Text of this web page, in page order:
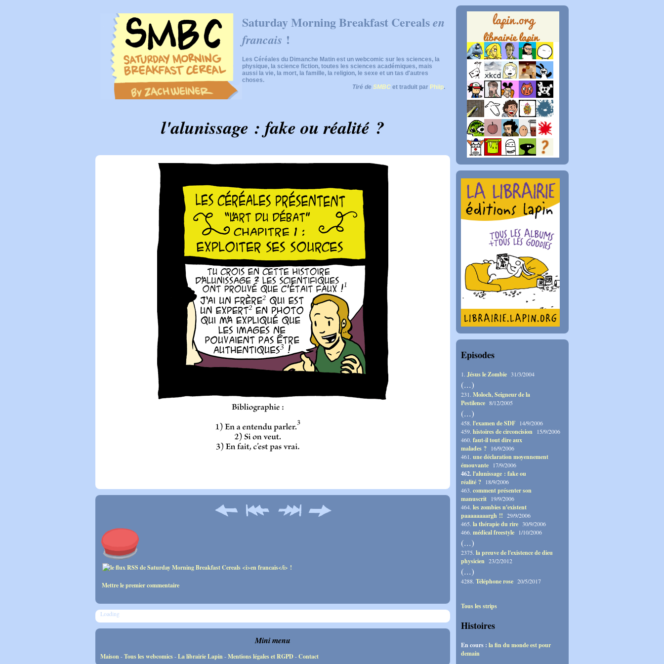
Saturday Morning Breakfast Cerealsen
francais !
Les Céréales du Dimanche Matin est un webcomic sur les sciences, la
physique, la science fiction, toutes les sciences académiques, mais
aussi la vie, la mort, la famille, la religion, le sexe et un tas d'autres
choses.
Tiré de SMBC et traduit par Phiip.
l'alunissage : fake ou réalité ?
Mettre le premier commentaire
Loading
Mini menu
Maison-Tous les webcomics-La librairie Lapin-Mentions légales et RGPD-Contact
Episodes
1. Jésus le Zombie 31/3/2004
(...)
231. Moloch, Seigneur de la
Pestilence 8/12/2005
(...)
458. l'examen de SDF 14/9/2006
459. histoires de circoncision 15/9/2006
460. faut-il tout dire aux
malades ? 16/9/2006
461. une déclaration moyennement
émouvante 17/9/2006
462.l'alunissage : fake ou
réalité ?
18/9/2006
463. comment présenter son
manuscrit 19/9/2006
464. les zombies n'existent
paaaaaaaargh !! 29/9/2006
465. la thérapie du rire 30/9/2006
466. médical freestyle 1/10/2006
(...)
2375. la preuve de l'existence de dieu
physicien 23/2/2012
(...)
4288. Téléphone rose 20/5/2017
Tous les strips
Histoires
En cours : la fin du monde est pour
demain